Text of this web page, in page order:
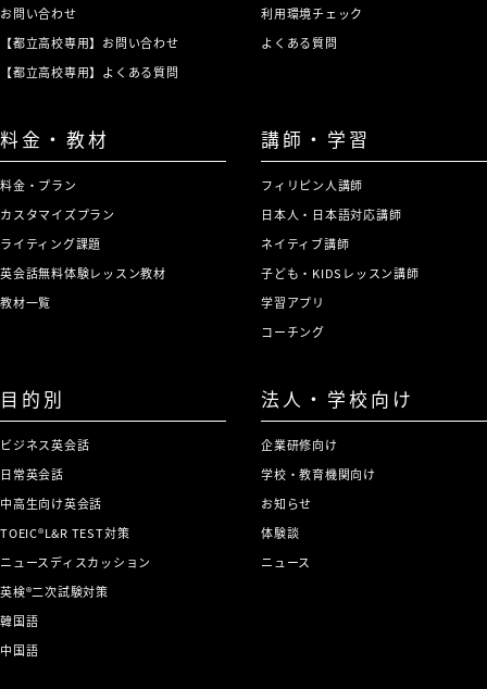
お問い合わせ
【都立高校専用】お問い合わせ
【都立高校専用】よくある質問
利用環境チェック
よくある質問
料金・教材
料金・プラン
カスタマイズプラン
ライティング課題
英会話無料体験レッスン教材
教材一覧
講師・学習
フィリピン人講師
日本人・日本語対応講師
ネイティブ講師
子ども・KIDSレッスン講師
学習アプリ
コーチング
目的別
ビジネス英会話
日常英会話
中高生向け英会話
TOEIC®L&R TEST対策
ニュースディスカッション
英検®二次試験対策
韓国語
中国語
法人・学校向け
企業研修向け
学校・教育機関向け
お知らせ
体験談
ニュース